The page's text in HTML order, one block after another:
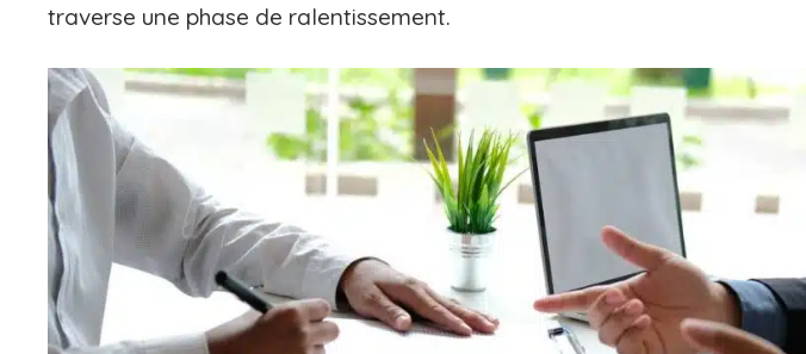
traverse une phase de ralentissement.